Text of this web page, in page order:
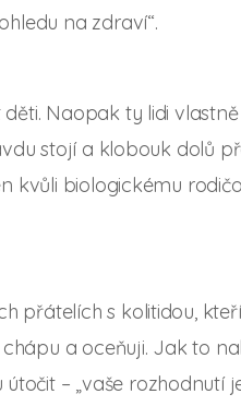
na zdraví“.
Naopak ty lidi
stojí a klobouk dolů
biologickému
přátelích s kolitidou,
a oceňuji. Jak to
– „vaše rozhodnutí